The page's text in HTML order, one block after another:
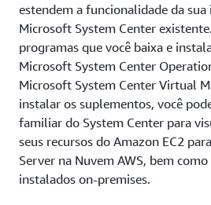
estendem a funcionalidade da
Microsoft System Center
programas que você baixa e
Microsoft System Center
Microsoft System Center Virtual
instalar os suplementos, você
familiar do System Center para
seus recursos do Amazon EC2
Server na Nuvem AWS, bem
instalados on-premises.